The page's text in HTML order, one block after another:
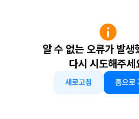
알 수 없는 오류가 발생
다시 시도해주세
새로고침 홈으로